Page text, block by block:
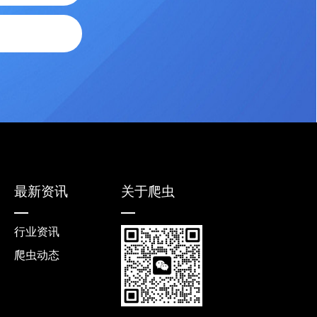
最新资讯
行业资讯
爬虫动态
关于爬虫